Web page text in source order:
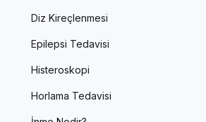
Diz Kireçlenmesi
Epilepsi Tedavisi
Histeroskopi
Horlama Tedavisi